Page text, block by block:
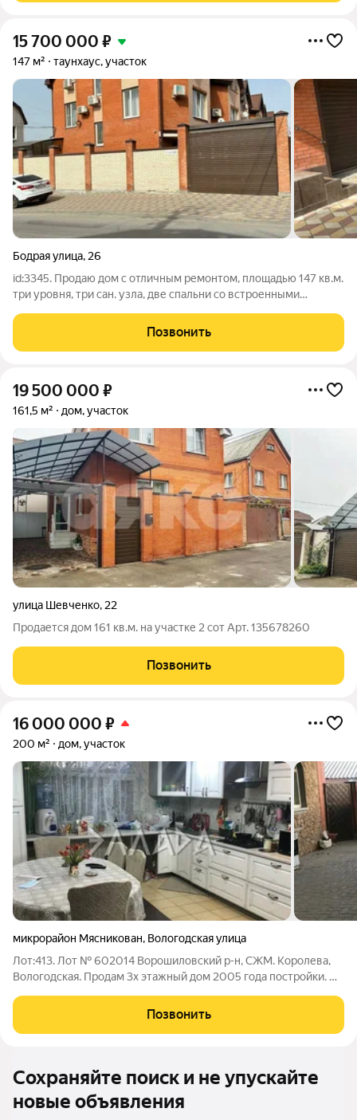
15 700 000 ₽
147 м² таунхаус, участок
Бодрая улица, 26
id:3345. Продаю дом с отличным ремонтом, площадью 147 кв.м.
три уровня, три сан. узла, две спальни со встроенными
столовая. Есть обустроенный гараж и дополнительно
парковочное место во дворе,в доме
Позвонить
19 500 000 ₽
161,5 м² дом, участок
улица Шевченко, 22
Продается дом 161 кв.м. на участке 2 сот Арт. 135678260
Позвонить
16 000 000 ₽
200 м² дом, участок
микрорайон Мясникован, Вологодская улица
Лот:413. Лот № 602014 Ворошиловский р-н, СЖМ. Королева,
Вологодская. Продам 3х этажный дом 2005 года постройки. На
сан.узел, кладовая. На втором этаже три спальни- 18м, 12м, 11м.
Холл- 17м,
Позвонить
Сохраняйте поиск и не упускайте
новые объявления